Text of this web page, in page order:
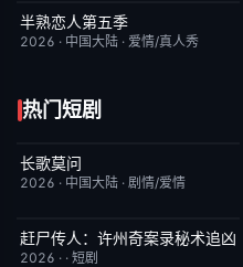
本周更新
半熟恋人第五季
2026 · 中国大陆 · 爱情/真人秀
热门短剧
已完结
长歌莫问
2026 · 中国大陆 · 剧情/爱情
完结 9.0
赶尸传人：许州奇案录秘术追凶
2026 · · 短剧